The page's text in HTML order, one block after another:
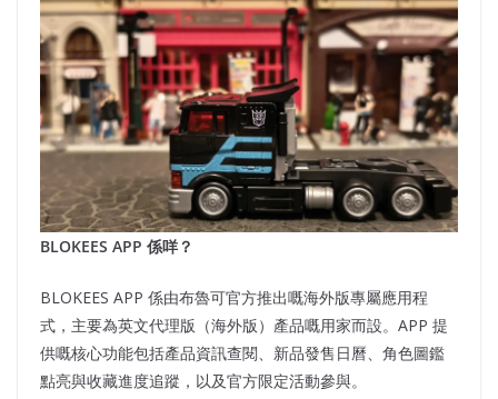
BLOKEES APP 係咩？
BLOKEES APP 係由布魯可官方推出嘅海外版專屬應用程
式，主要為英文代理版（海外版）產品嘅用家而設。APP 提
供嘅核心功能包括產品資訊查閱、新品發售日曆、角色圖鑑
點亮與收藏進度追蹤，以及官方限定活動參與。